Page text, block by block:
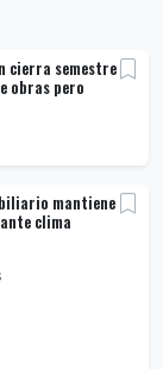
cierra semestre
obras pero
mantiene
clima